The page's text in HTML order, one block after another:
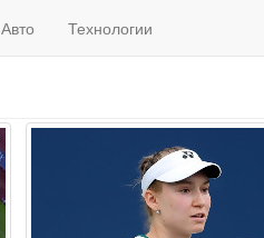
Авто Технологии